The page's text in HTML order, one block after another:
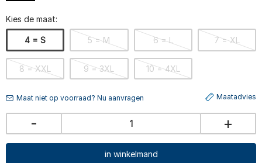
Kies de maat:
4 = S 5 = M 6 = L 7 = XL
8 = XXL 9 = 3XL 10 = 4XL
Maat niet op voorraad? Nu aanvragen Maatadvies
- +
in winkelmand